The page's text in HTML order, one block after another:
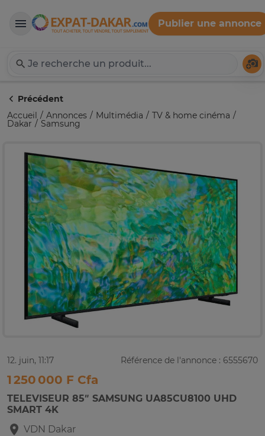
Expat-Dakar
Publier une annonce
Précédent
Accueil
Annonces Multimédia TV & home cinéma
Dakar Samsung
12. juin, 11:17 Référence de l'annonce : 6555670
1 250 000 F Cfa
TELEVISEUR 85″ SAMSUNG UA85CU8100 UHD
SMART 4K
VDN Dakar